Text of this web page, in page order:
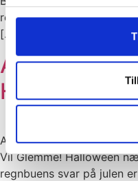
reflekterede over en
[…]
Aalborg
Halloween
Aalborg Drag Fest –
Vil Glemme! Halloween
regnbuens svar på julen